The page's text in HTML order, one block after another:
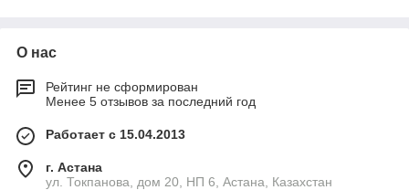
О нас
Рейтинг не сформирован
Менее 5 отзывов за последний год
Работает с 15.04.2013
г. Астана
ул. Токпанова, дом 20, НП 6, Астана, Казахстан